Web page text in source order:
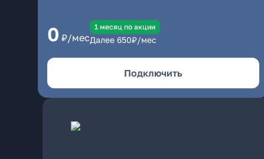
0 ₽/мес
1 месяц по акции
Далее 650₽/мес
Подключить